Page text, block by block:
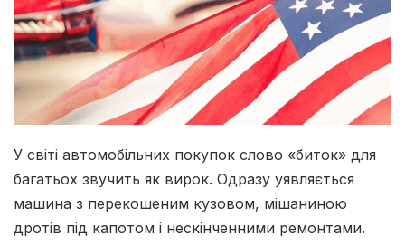
У світі автомобільних покупок слово «биток» для
багатьох звучить як вирок. Одразу уявляється
машина з перекошеним кузовом, мішаниною
дротів під капотом і нескінченними ремонтами.